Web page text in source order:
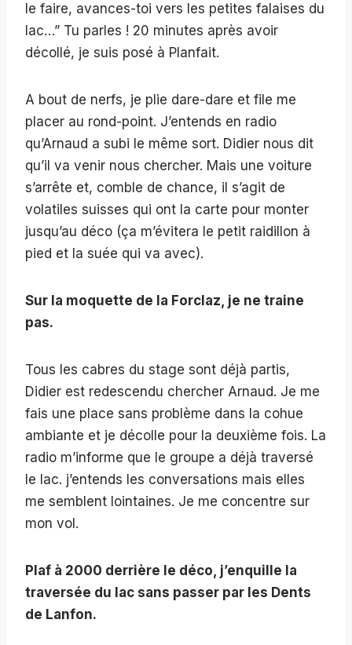
le faire, avances-toi vers les petites falaises du
lac…” Tu parles ! 20 minutes après avoir
décollé, je suis posé à Planfait.
A bout de nerfs, je plie dare-dare et file me
placer au rond-point. J’entends en radio
qu’Arnaud a subi le même sort. Didier nous dit
qu’il va venir nous chercher. Mais une voiture
s’arrête et, comble de chance, il s’agit de
volatiles suisses qui ont la carte pour monter
jusqu’au déco (ça m’évitera le petit raidillon à
pied et la suée qui va avec).
Sur la moquette de la Forclaz, je ne traine
pas.
Tous les cabres du stage sont déjà partis,
Didier est redescendu chercher Arnaud. Je me
fais une place sans problème dans la cohue
ambiante et je décolle pour la deuxième fois. La
radio m’informe que le groupe a déjà traversé
le lac. j’entends les conversations mais elles
me semblent lointaines. Je me concentre sur
mon vol.
Plaf à 2000 derrière le déco, j’enquille la
traversée du lac sans passer par les Dents
de Lanfon.